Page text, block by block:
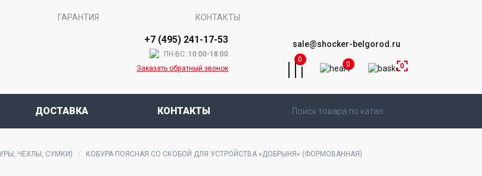
ГАРАНТИЯ КОНТАКТЫ
+7 (495) 241-17-53
ПН-ВС:10:00-18:00
Заказать обратный звонок
sale@shocker-belgorod.ru
0
0 0
ДОСТАВКА КОНТАКТЫ
ЧЕХЛЫ, СУМКИ) КОБУРА ПОЯСНАЯ СО СКОБОЙ ДЛЯ УСТРОЙСТВА «ДОБРЫНЯ» (ФОРМОВАННАЯ)